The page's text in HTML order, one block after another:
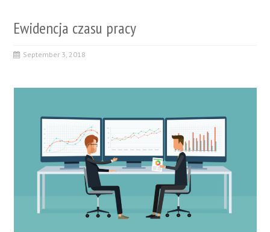
Ewidencja czasu pracy
September 3, 2018